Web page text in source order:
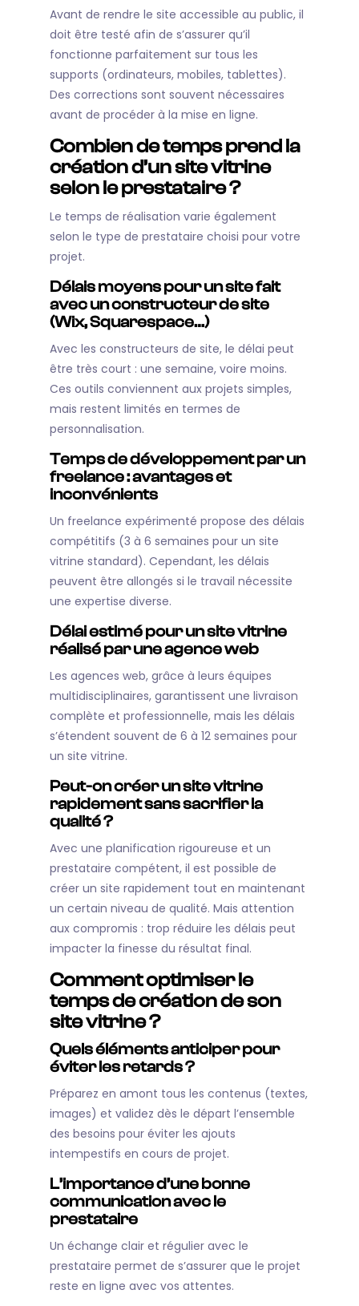
Avant de rendre le site accessible au public, il
doit être testé afin de s’assurer qu’il
fonctionne parfaitement sur tous les
supports (ordinateurs, mobiles, tablettes).
Des corrections sont souvent nécessaires
avant de procéder à la mise en ligne.
Combien de temps prend la
création d’un site vitrine
selon le prestataire ?
Le temps de réalisation varie également
selon le type de prestataire choisi pour votre
projet.
Délais moyens pour un site fait
avec un constructeur de site
(Wix, Squarespace…)
Avec les constructeurs de site, le délai peut
être très court : une semaine, voire moins.
Ces outils conviennent aux projets simples,
mais restent limités en termes de
personnalisation.
Temps de développement par un
freelance : avantages et
inconvénients
Un freelance expérimenté propose des délais
compétitifs (3 à 6 semaines pour un site
vitrine standard). Cependant, les délais
peuvent être allongés si le travail nécessite
une expertise diverse.
Délai estimé pour un site vitrine
réalisé par une agence web
Les agences web, grâce à leurs équipes
multidisciplinaires, garantissent une livraison
complète et professionnelle, mais les délais
s’étendent souvent de 6 à 12 semaines pour
un site vitrine.
Peut-on créer un site vitrine
rapidement sans sacrifier la
qualité ?
Avec une planification rigoureuse et un
prestataire compétent, il est possible de
créer un site rapidement tout en maintenant
un certain niveau de qualité. Mais attention
aux compromis : trop réduire les délais peut
impacter la finesse du résultat final.
Comment optimiser le
temps de création de son
site vitrine ?
Quels éléments anticiper pour
éviter les retards ?
Préparez en amont tous les contenus (textes,
images) et validez dès le départ l’ensemble
des besoins pour éviter les ajouts
intempestifs en cours de projet.
L’importance d’une bonne
communication avec le
prestataire
Un échange clair et régulier avec le
prestataire permet de s’assurer que le projet
reste en ligne avec vos attentes.